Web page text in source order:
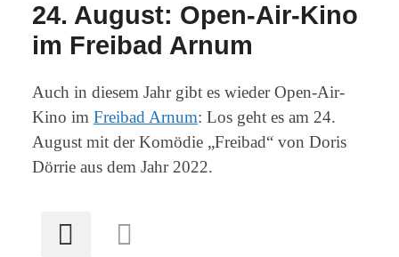
24. August: Open-Air-Kino
im Freibad Arnum
Auch in diesem Jahr gibt es wieder Open-Air-
Kino im Freibad Arnum: Los geht es am 24.
August mit der Komödie „Freibad“ von Doris
Dörrie aus dem Jahr 2022.